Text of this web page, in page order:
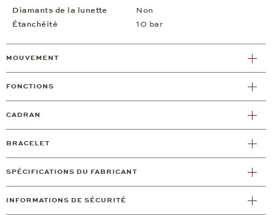
Diamants de la lunette
Non
Étanchéité
10 bar
MOUVEMENT
FONCTIONS
CADRAN
BRACELET
SPÉCIFICATIONS DU FABRICANT
INFORMATIONS DE SÉCURITÉ